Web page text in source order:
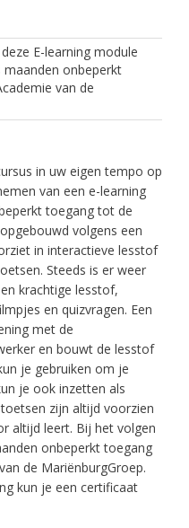
E-learning module
maanden onbeperkt
van de
in uw eigen tempo op
van een e-learning
toegang tot de
volgens een
in interactieve lesstof
Steeds is er weer
krachtige lesstof,
en quizvragen. Een
met de
en bouwt de lesstof
je gebruiken om je
je ook inzetten als
zijn altijd voorzien
altijd leert. Bij het volgen
onbeperkt toegang
de MariënburgGroep.
kun je een certificaat